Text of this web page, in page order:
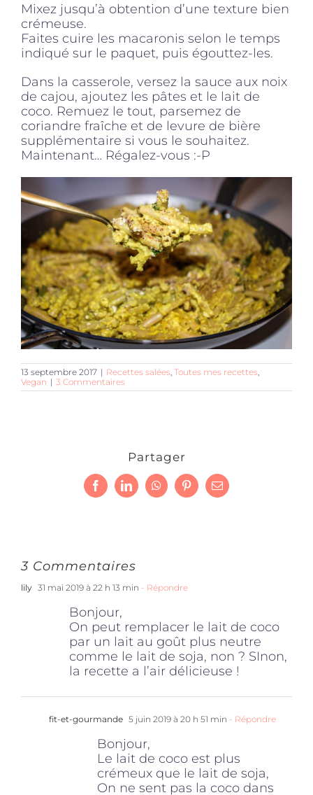
Mixez jusqu’à obtention d’une texture bien
crémeuse.
Faites cuire les macaronis selon le temps
indiqué sur le paquet, puis égouttez-les.
Dans la casserole, versez la sauce aux noix
de cajou, ajoutez les pâtes et le lait de
coco. Remuez le tout, parsemez de
coriandre fraîche et de levure de bière
supplémentaire si vous le souhaitez.
Maintenant… Régalez-vous :-P
13 septembre 2017 | Recettes salées, Toutes mes recettes,
Vegan | 3 Commentaires
Partager
FacebookLinkedInWhatsAppPinterestEmail
3 Commentaires
lily 31 mai 2019 à 22 h 13 min - Répondre
Bonjour,
On peut remplacer le lait de coco
par un lait au goût plus neutre
comme le lait de soja, non ? SInon,
la recette a l’air délicieuse !
fit-et-gourmande 5 juin 2019 à 20 h 51 min - Répondre
Bonjour,
Le lait de coco est plus
crémeux que le lait de soja,
On ne sent pas la coco dans